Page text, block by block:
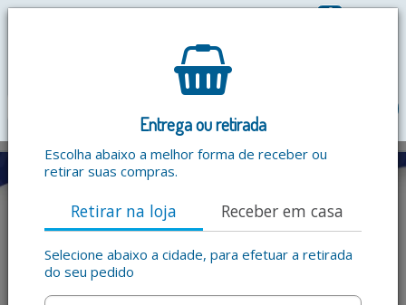
0
Entrega ou retirada
Escolha abaixo a melhor forma de receber ou
retirar suas compras.
Retirar na loja Receber em casa
Selecione abaixo a cidade, para efetuar a retirada
do seu pedido